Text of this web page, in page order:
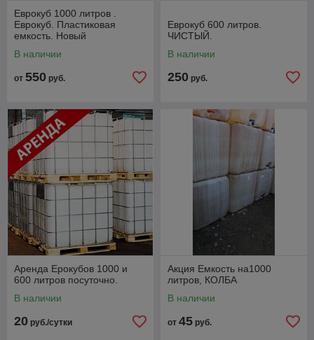
Еврокуб 1000 литров .
Еврокуб. Пластиковая
емкость. Новый
В наличии
от 550 руб.
Еврокуб 600 литров.
ЧИСТЫЙ.
В наличии
250 руб.
Аренда Ерокубов 1000 и
600 литров посуточно.
В наличии
20 руб./сутки
Акция Емкость на1000
литров, КОЛБА
В наличии
от 45 руб.